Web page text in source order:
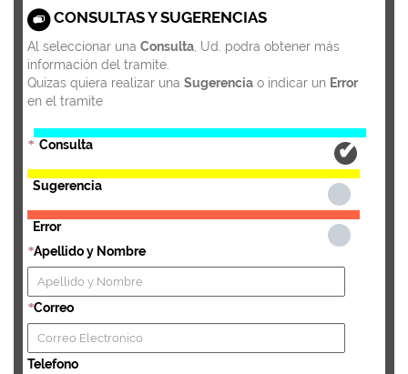
CONSULTAS Y SUGERENCIAS
Al seleccionar una Consulta , Ud. podra obtener más
información del tramite.
Quizas quiera realizar una Sugerencia o indicar un Error
en el tramite
* Consulta
Sugerencia
Error
*Apellido y Nombre
*Correo
Telefono